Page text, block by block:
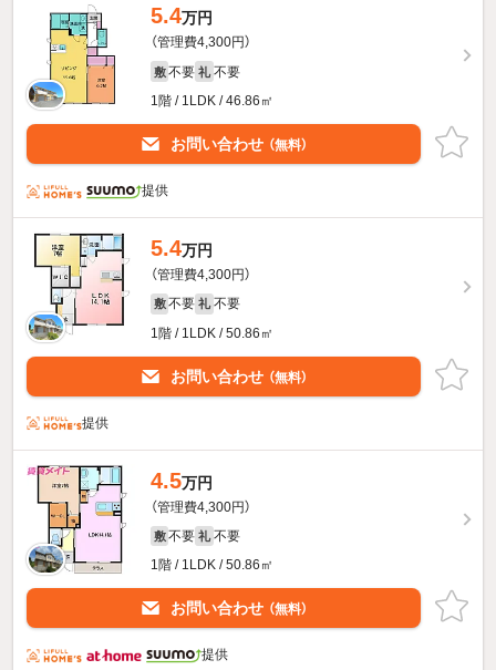
5.4万円
（管理費4,300円）
敷 不要 礼 不要
1階 / 1LDK / 46.86㎡
お問い合わせ （無料）
提供
5.4万円
（管理費4,300円）
敷 不要 礼 不要
1階 / 1LDK / 50.86㎡
お問い合わせ （無料）
提供
4.5万円
（管理費4,300円）
敷 不要 礼 不要
1階 / 1LDK / 50.86㎡
お問い合わせ （無料）
提供